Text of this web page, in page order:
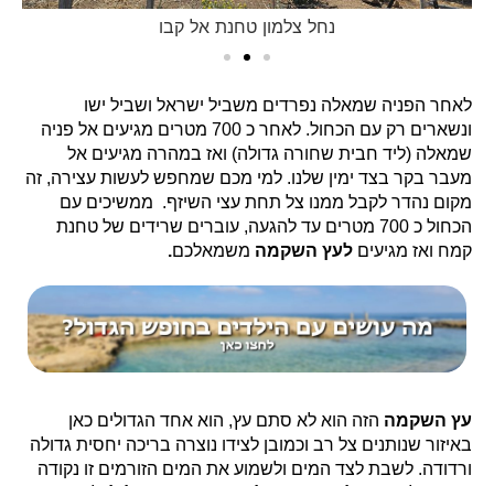
שמאלה עם סימון הכחול ונפרדים משביל ישראל
לאחר הפניה שמאלה נפרדים משביל ישראל ושביל ישו
ונשארים רק עם הכחול. לאחר כ 700 מטרים מגיעים אל פניה
שמאלה (ליד חבית שחורה גדולה) ואז במהרה מגיעים אל
מעבר בקר בצד ימין שלנו. למי מכם שמחפש לעשות עצירה, זה
מקום נהדר לקבל ממנו צל תחת עצי השיזף. ממשיכים עם
הכחול כ 700 מטרים עד להגעה, עוברים שרידים של טחנת
קמח ואז מגיעים לעץ השקמה משמאלכם.
עץ השקמה הזה הוא לא סתם עץ, הוא אחד הגדולים כאן
באיזור שנותנים צל רב וכמובן לצידו נוצרה בריכה יחסית גדולה
ורדודה. לשבת לצד המים ולשמוע את המים הזורמים זו נקודה